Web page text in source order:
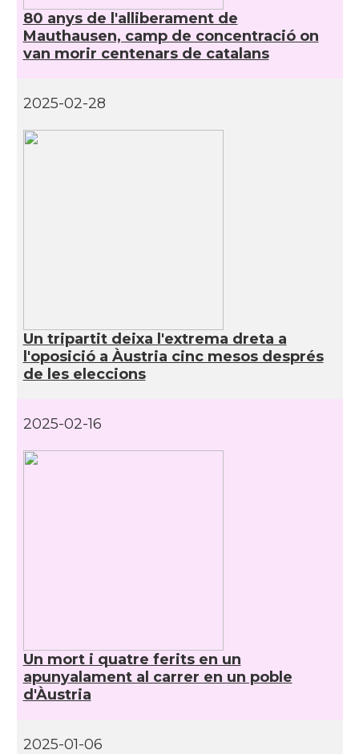
80 anys de l'alliberament de
Mauthausen, camp de concentració on
van morir centenars de catalans
2025-02-28
Un tripartit deixa l'extrema dreta a
l'oposició a Àustria cinc mesos després
de les eleccions
2025-02-16
Un mort i quatre ferits en un
apunyalament al carrer en un poble
d'Àustria
2025-01-06